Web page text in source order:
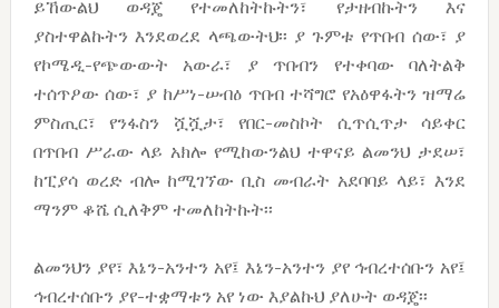
ይኸውልህ ወዳጄ የተመለከትኩትን፣ የታዘብኩትን እና
ያስተዋልኩትን እንደወረደ ላጫውትህ፡፡ ያ ጉምቱ የጥበብ ሰው፣ ያ
የኮሜዲ-የጭውውት አውራ፣ ያ ጥበብን የተቀባው ባለትልቅ
ተሰጥዖው ሰው፣ ያ ከሥነ-ሠብዕ ጥበብ ተሻግሮ የአዕዋፋትን ዝማሬ
ምስጢር፣ የንፋስን ሿሿታ፣ የበር-መስኮት ሲጥሲጥታ ሳይቀር
በጥበብ ሥራው ላይ አክሎ የሚከውንልህ ተዋናይ ልመንህ ታደሠ፣
ከፒያሳ ወረድ ብሎ ከሚገኘው ቢስ መብራት አደባባይ ላይ፣ እንደ
ማንም ቆሼ ሲለቅም ተመለከትኩት፡፡
ልመንህን ያየ፣ እኔን-አንተን አየ፤ እኔን-አንተን ያየ ኅብረተሰቡን አየ፤
ኅብረተሰቡን ያየ-ተቋማቱን አየ ነው እያልኩህ ያለሁት ወዳጄ፡፡